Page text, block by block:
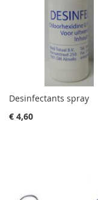
Desinfectants spray
€ 4,60